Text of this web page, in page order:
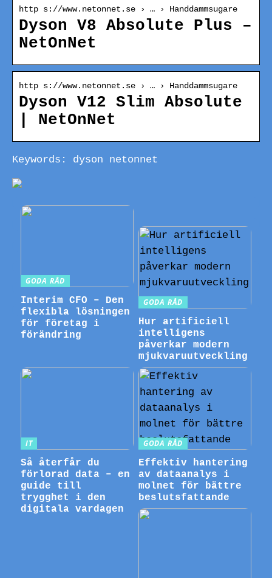
http s://www.netonnet.se › … › Handdammsugare
Dyson V8 Absolute Plus –
NetOnNet
http s://www.netonnet.se › … › Handdammsugare
Dyson V12 Slim Absolute
| NetOnNet
Keywords: dyson netonnet
GODA RÅD
Interim CFO – Den
flexibla lösningen
för företag i
förändring
GODA RÅD
Hur artificiell
intelligens
påverkar modern
mjukvaruutveckling
IT
Så återfår du
förlorad data – en
guide till
trygghet i den
digitala vardagen
GODA RÅD
Effektiv hantering
av dataanalys i
molnet för bättre
beslutsfattande